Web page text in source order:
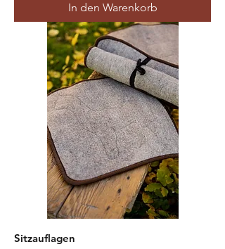
In den Warenkorb
Sitzauflagen